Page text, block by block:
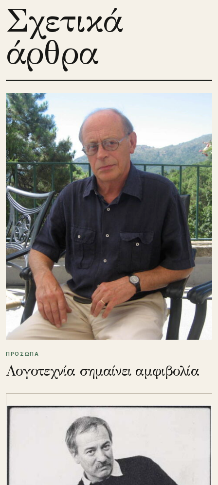
Σχετικά
άρθρα
ΠΡΟΣΩΠΑ
Λογοτεχνία σημαίνει αμφιβολία